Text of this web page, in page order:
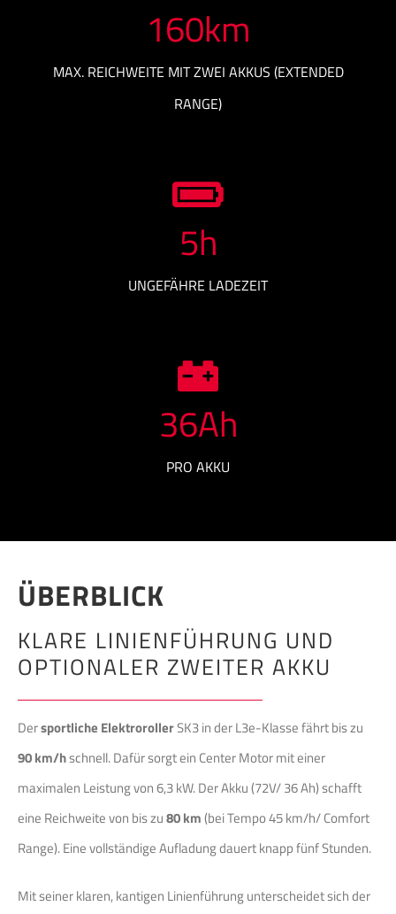
160km
MAX. REICHWEITE MIT ZWEI AKKUS (EXTENDED
RANGE)
5h
UNGEFÄHRE LADEZEIT
36Ah
PRO AKKU
ÜBERBLICK
KLARE LINIENFÜHRUNG UND
OPTIONALER ZWEITER AKKU
Dersportliche ElektrorollerSK3 in der L3e-Klasse fährt bis zu
90 km/hschnell. Dafür sorgt ein Center Motor mit einer
maximalen Leistung von 6,3 kW. Der Akku (72V/ 36 Ah) schafft
eine Reichweite von bis zu80 km(bei Tempo 45 km/h/ Comfort
Range). Eine vollständige Aufladung dauert knapp fünf Stunden.
Mit seiner klaren, kantigen Linienführung unterscheidet sich der